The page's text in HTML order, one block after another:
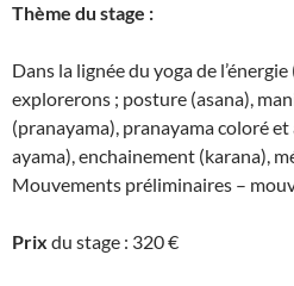
Thème du stage :
Dans la lignée du yoga de
explorerons ; posture (asana),
(pranayama), pranayama coloré
ayama), enchainement (karana),
Mouvements préliminaires –
Prix du stage : 320 €